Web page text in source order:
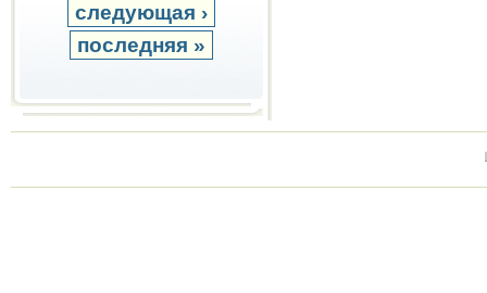
следующая ›
последняя »